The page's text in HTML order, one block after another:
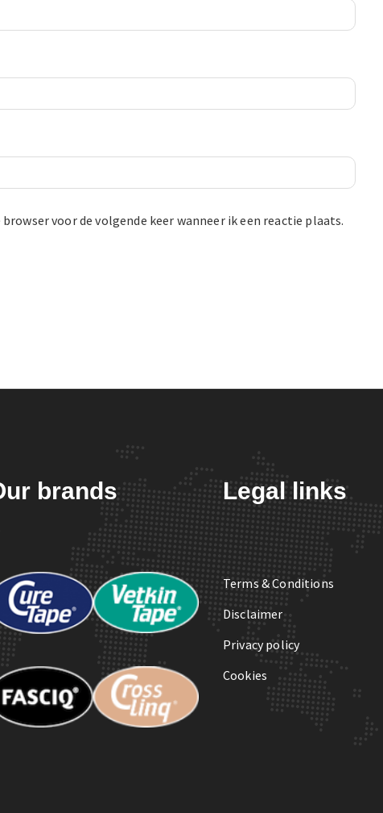
voor de volgende keer wanneer ik een reactie plaats.
brands Legal links
Terms & Conditions
Disclaimer
Privacy policy
Cookies